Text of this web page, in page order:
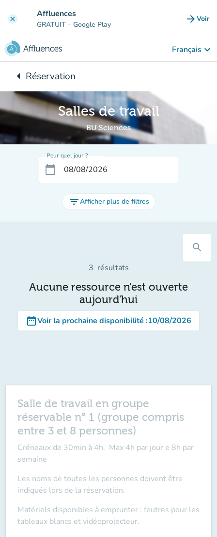
clear Affluences
GRATUIT – Google Play arrow_forward Voir
Français keyboard_arrow_down
arrow_leftRetour à :
Réservation
Salles de travail
BU Sciences
Pour quel jour ?
calendar_today
filter_listAfficher plus de filtres
search
3 résultats
Aucune ressource n'est ouverte
aujourd'hui
date_rangeVoir la prochaine disponibilité :10/08/2026
Salle de travail en groupe
réservable n° 1 (groupe compris
entre 3 et 8 personnes)
Créneaux de 30min à 4h. Max 4h par jour e 8h par
semaine
Les noms de toutes les personnes doivent être
indiqués lors de la réservation.
Matériels disponibles à emprunter : feutres pour les
tableaux blancs et vidéoprojecteur.